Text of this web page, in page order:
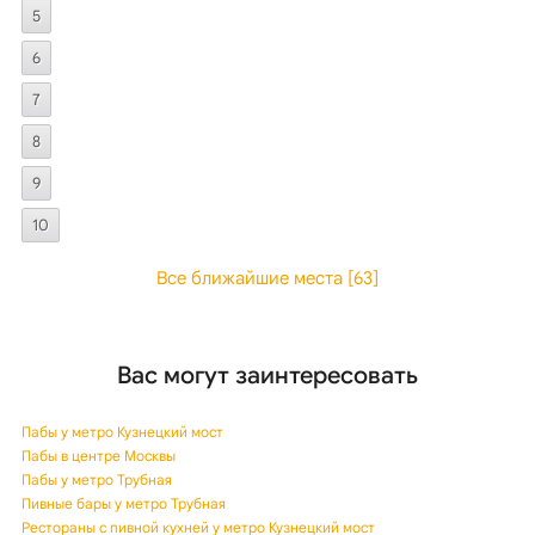
5
6
7
8
9
10
Все ближайшие места [63]
Вас могут заинтересовать
Пабы у метро Кузнецкий мост
Пабы в центре Москвы
Пабы у метро Трубная
Пивные бары у метро Трубная
Рестораны с пивной кухней у метро Кузнецкий мост